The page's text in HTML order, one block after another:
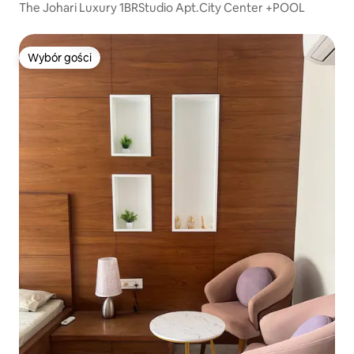
The Johari Luxury 1BRStudio Apt.City Center +POOL
Wybór gości
Wybór gości